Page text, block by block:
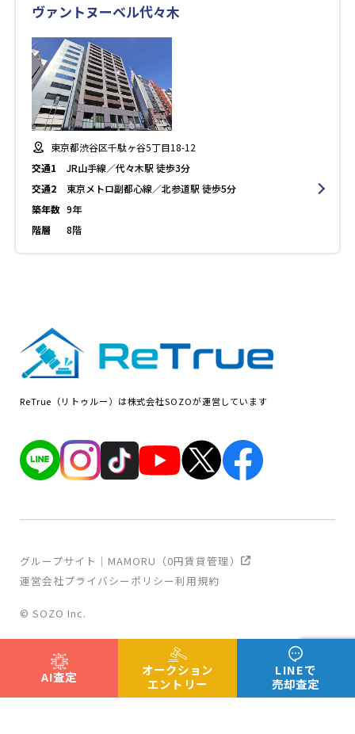
ヴァントヌーベル代々木
東京都渋谷区千駄ヶ谷5丁目18-12
交通1
JR山手線／代々木駅 徒歩3分
交通2
東京メトロ副都心線／北参道駅 徒歩5分
築年数 9年
階層
8階
AI査定
オークション
エントリー
LINEで
売却査定
ReTrue（リトゥルー）は株式会社SOZOが運営しています
運営会社プライバシーポリシー利用規約
グループサイト｜MAMORU（0円賃貸管理）
© SOZO Inc.